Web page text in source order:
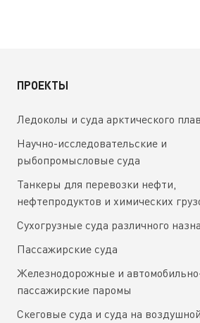
ПРОЕКТЫ
Ледоколы и суда арктического
Научно-исследовательские и
рыбопромысловые суда
Танкеры для перевозки нефти,
нефтепродуктов и химических
Сухогрузные суда различного
Пассажирские суда
Железнодорожные и
пассажирские паромы
Скеговые суда и суда на воздушной